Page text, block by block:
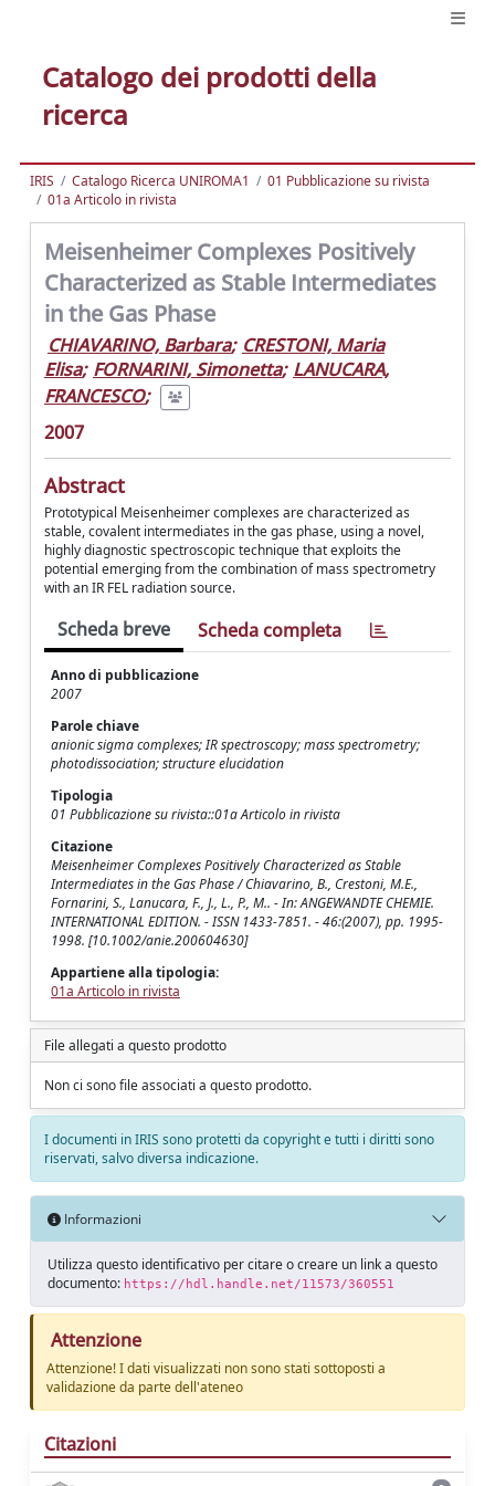
Catalogo dei prodotti della
ricerca
IRIS Catalogo Ricerca UNIROMA1
01 Pubblicazione su rivista
01a Articolo in rivista
Meisenheimer Complexes Positively
Characterized as Stable Intermediates
in the Gas Phase
CHIAVARINO, Barbara; CRESTONI, Maria
Elisa; FORNARINI, Simonetta; LANUCARA,
FRANCESCO;
2007
Abstract
Prototypical Meisenheimer complexes are characterized as
stable, covalent intermediates in the gas phase, using a novel,
highly diagnostic spectroscopic technique that exploits the
potential emerging from the combination of mass spectrometry
with an IR FEL radiation source.
Scheda breve Scheda completa
Anno di pubblicazione
2007
Parole chiave
anionic sigma complexes; IR spectroscopy; mass spectrometry;
photodissociation; structure elucidation
Tipologia
01 Pubblicazione su rivista::01a Articolo in rivista
Citazione
Meisenheimer Complexes Positively Characterized as Stable
Intermediates in the Gas Phase / Chiavarino, B., Crestoni, M.E.,
Fornarini, S., Lanucara, F., J., L., P., M.. - In: ANGEWANDTE CHEMIE.
INTERNATIONAL EDITION. - ISSN 1433-7851. - 46:(2007), pp. 1995-
1998. [10.1002/anie.200604630]
Appartiene alla tipologia:
01a Articolo in rivista
File allegati a questo prodotto
Non ci sono file associati a questo prodotto.
I documenti in IRIS sono protetti da copyright e tutti i diritti sono
riservati, salvo diversa indicazione.
Informazioni
Utilizza questo identificativo per citare o creare un link a questo
documento: https://hdl.handle.net/11573/360551
Attenzione
Attenzione! I dati visualizzati non sono stati sottoposti a
validazione da parte dell'ateneo
Citazioni